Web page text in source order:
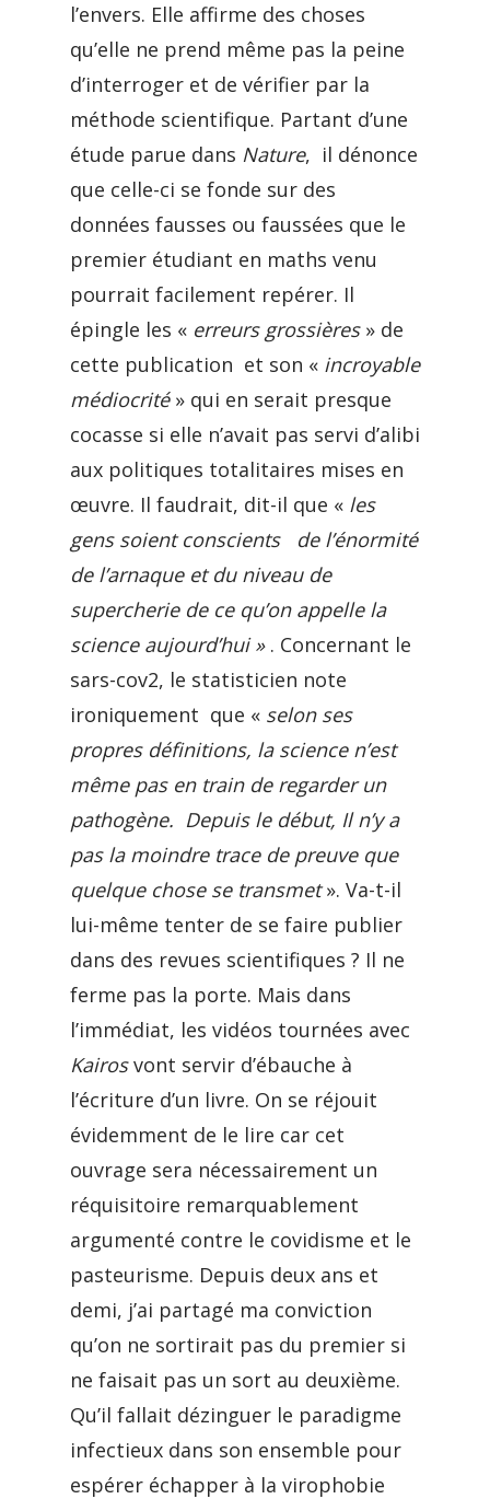
l’envers. Elle affirme des choses
qu’elle ne prend même pas la peine
d’interroger et de vérifier par la
méthode scientifique. Partant d’une
étude parue dans Nature, il dénonce
que celle-ci se fonde sur des
données fausses ou faussées que le
premier étudiant en maths venu
pourrait facilement repérer. Il
épingle les « erreurs grossières» de
cette publication et son « incroyable
médiocrité» qui en serait presque
cocasse si elle n’avait pas servi d’alibi
aux politiques totalitaires mises en
œuvre. Il faudrait, dit-il que « les
gens soient conscients de l’énormité
de l’arnaque et du niveau de
supercherie de ce qu’on appelle la
science aujourd’hui ». Concernant le
sars-cov2, le statisticien note
ironiquement que « selon ses
propres définitions, la science n’est
même pas en train de regarder un
pathogène. Depuis le début, Il n’y a
pas la moindre trace de preuve que
quelque chose se transmet». Va-t-il
lui-même tenter de se faire publier
dans des revues scientifiques ? Il ne
ferme pas la porte. Mais dans
l’immédiat, les vidéos tournées avec
Kairosvont servir d’ébauche à
l’écriture d’un livre. On se réjouit
évidemment de le lire car cet
ouvrage sera nécessairement un
réquisitoire remarquablement
argumenté contre le covidisme et le
pasteurisme. Depuis deux ans et
demi, j’ai partagé ma conviction
qu’on ne sortirait pas du premier si
ne faisait pas un sort au deuxième.
Qu’il fallait dézinguer le paradigme
infectieux dans son ensemble pour
espérer échapper à la virophobie